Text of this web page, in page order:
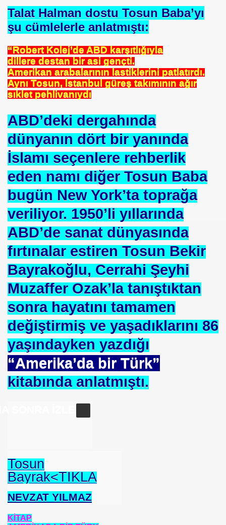
Talat Halman dostu Tosun Baba’yı
şu cümlelerle anlatmıştı:
“Robert Kolej’de ABD karşıtlığıyla
dillere destan bir asi gençti.
Amerikan arabalarının lastiklerini patlatırdı.
Aynı Tosun, İstanbul güreş takımının ağır
sıklet pehlivanıydı
ABD’deki dergahında
dünyanın dört bir yanında
İslamı seçenlere rehberlik
eden namı diğer Tosun Baba
bugün New York’ta toprağa
veriliyor. 1950’li yıllarında
ABD’de sanat dünyasında
fırtınalar estiren Tosun Bekir
Bayrakoğlu, Cerrahi Şeyhi
Muzaffer Ozak’la tanıştıktan
sonra hayatını tamamen
değiştirmiş ve yaşadıklarını 86
yaşındayken yazdığı
“Amerika’da bir Türk”
kitabında anlatmıştı.
Tosun
Bayrak<TIKLA
NEVZAT YILMAZ
KİTAP
NJ.Canlı Yayın